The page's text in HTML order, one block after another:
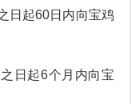
日起60日内向宝鸡
日起6个月内向宝